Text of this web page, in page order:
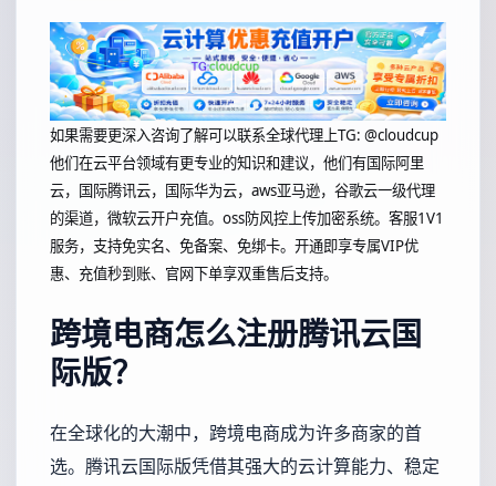
如果需要更深入咨询了解可以联系全球代理上TG: @cloudcup
他们在云平台领域有更专业的知识和建议，他们有国际阿里
云，国际腾讯云，国际华为云，aws亚马逊，谷歌云一级代理
的渠道，微软云开户充值。oss防风控上传加密系统。客服1V1
服务，支持免实名、免备案、免绑卡。开通即享专属VIP优
惠、充值秒到账、官网下单享双重售后支持。
跨境电商怎么注册腾讯云国
际版？
在全球化的大潮中，跨境电商成为许多商家的首
选。腾讯云国际版凭借其强大的云计算能力、稳定